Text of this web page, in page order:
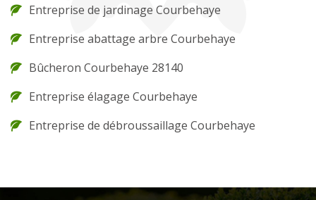
Entreprise de jardinage Courbehaye
Entreprise abattage arbre Courbehaye
Bûcheron Courbehaye 28140
Entreprise élagage Courbehaye
Entreprise de débroussaillage Courbehaye